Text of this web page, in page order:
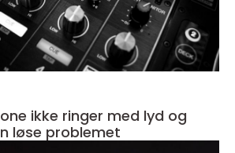
ikke ringer med lyd og
løse problemet